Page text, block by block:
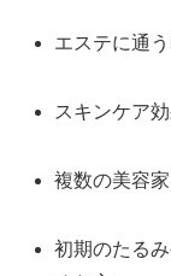
エステに通
スキンケア
複数の美容
初期のたる